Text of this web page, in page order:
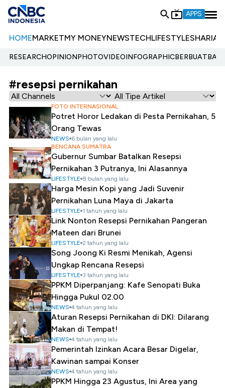
APPS
HOMEMARKETMY MONEYNEWSTECHLIFESTYLESHARIA
RESEARCHOPINIONPHOTOVIDEOINFOGRAPHIC
#resepsi pernikahan
FOTO INTERNASIONAL
Potret Horor Ledakan di Pesta Pernikahan, 5
Orang Tewas
NEWS 6 bulan yang lalu
BENCANA SUMATRA
Gubernur Sumbar Batalkan Resepsi
Pernikahan 3 Putranya, Ini Alasannya
LIFESTYLE 8 bulan yang lalu
Harga Mesin Kopi yang Jadi Suvenir
Pernikahan Luna Maya di Jakarta
LIFESTYLE 1 tahun yang lalu
Link Nonton Resepsi Pernikahan Pangeran
Mateen dari Brunei
LIFESTYLE 2 tahun yang lalu
Song Joong Ki Resmi Menikah, Agensi
Ungkap Rencana Resepsi
LIFESTYLE 3 tahun yang lalu
PPKM Diperpanjang: Kafe Senopati Buka
Hingga Pukul 02.00
NEWS 4 tahun yang lalu
Aturan Resepsi Pernikahan di DKI: Dilarang
Makan di Tempat!
NEWS 4 tahun yang lalu
Pemerintah Izinkan Acara Besar Digelar,
Kawinan sampai Konser
NEWS 4 tahun yang lalu
PPKM Hingga 23 Agustus, Ini Area yang